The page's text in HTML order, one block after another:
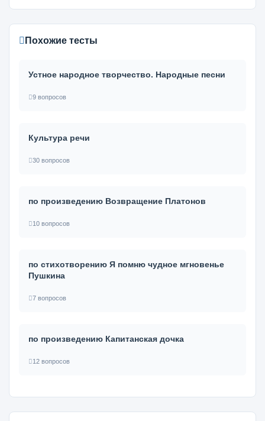
Похожие тесты
Устное народное творчество. Народные песни
9 вопросов
Культура речи
30 вопросов
по произведению Возвращение Платонов
10 вопросов
по стихотворению Я помню чудное мгновенье
Пушкина
7 вопросов
по произведению Капитанская дочка
12 вопросов